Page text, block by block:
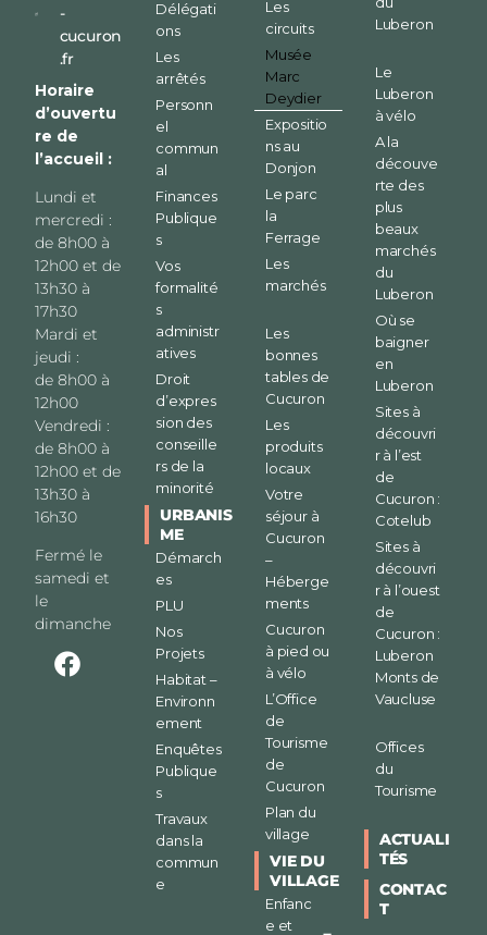
-
cucuron
.fr
Horaire
d’ouvertu
re de
l’accueil :
Lundi et
mercredi :
de 8h00 à
12h00 et de
13h30 à
17h30
Mardi et
jeudi :
de 8h00 à
12h00
Vendredi :
de 8h00 à
12h00 et de
13h30 à
16h30
Fermé le
samedi et
le
dimanche
Délégati
ons
Les
arrêtés
Personn
el
commun
al
Finances
Publique
s
Vos
formalité
s
administr
atives
Droit
d’expres
sion des
conseille
rs de la
minorité
URBANIS
ME
Démarch
es
PLU
Nos
Projets
Habitat –
Environn
ement
Enquêtes
Publique
s
Travaux
dans la
commun
e
Les
circuits
Musée
Marc
Deydier
Expositio
ns au
Donjon
Le parc
la
Ferrage
Les
marchés
Les
bonnes
tables de
Cucuron
Les
produits
locaux
Votre
séjour à
Cucuron
–
Héberge
ments
Cucuron
à pied ou
à vélo
L’Office
de
Tourisme
de
Cucuron
Plan du
village
VIE DU
VILLAGE
Enfanc
e et
Luberon
Le
Luberon
à vélo
A la
découve
rte des
plus
beaux
marchés
du
Luberon
Où se
baigner
en
Luberon
Sites à
découvri
r à l’est
de
Cucuron :
Cotelub
Sites à
découvri
r à l’ouest
de
Cucuron :
Luberon
Monts de
Vaucluse
Offices
du
Tourisme
ACTUALI
TÉS
CONTAC
T